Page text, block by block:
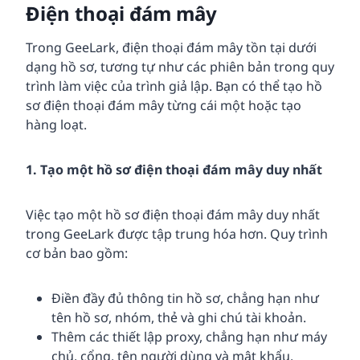
Điện thoại đám mây
Trong GeeLark, điện thoại đám mây tồn tại dưới
dạng hồ sơ, tương tự như các phiên bản trong quy
trình làm việc của trình giả lập. Bạn có thể tạo hồ
sơ điện thoại đám mây từng cái một hoặc tạo
hàng loạt.
1. Tạo một hồ sơ điện thoại đám mây duy nhất
Việc tạo một hồ sơ điện thoại đám mây duy nhất
trong GeeLark được tập trung hóa hơn. Quy trình
cơ bản bao gồm:
Điền đầy đủ thông tin hồ sơ, chẳng hạn như
tên hồ sơ, nhóm, thẻ và ghi chú tài khoản.
Thêm các thiết lập proxy, chẳng hạn như máy
chủ, cổng, tên người dùng và mật khẩu.